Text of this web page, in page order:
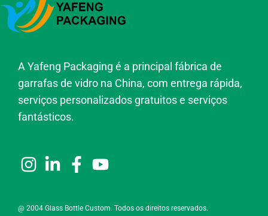
A Yafeng Packaging é a principal fábrica de
garrafas de vidro na China, com entrega rápida,
serviços personalizados gratuitos e serviços
fantásticos.
@ 2004 Glass Bottle Custom. Todos os direitos reservados.